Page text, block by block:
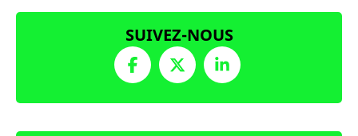
SUIVEZ-NOUS